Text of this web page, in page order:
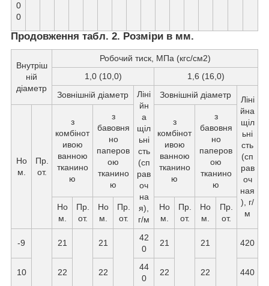
0
0
Продовження табл. 2. Розміри в мм.
Внутріш
ній
діаметр
Робочий тиск, МПа (кгс/см2)
1,0 (10,0)
1,6 (16,0)
Зовнішній діаметр
Ліні
йн
а
щіл
ьні
сть
(сп
рав
оч
на
я),
г/м
Зовнішній діаметр
Ліні
йна
щіл
ьні
сть
(сп
рав
оч
ная
), г/
м
Но
м.
Пр.
от.
з
комбінот
ивою
ванною
тканино
ю
з
бавовня
но
паперов
ою
тканино
ю
з
комбінот
ивою
ванною
тканино
ю
з
бавовня
но
паперов
ою
тканино
ю
Но
м.
Пр.
от.
Но
м.
Пр.
от.
Но
м.
Пр.
от.
Но
м.
Пр.
от.
-9 21 21
42
0
21 21 420
10 22 22
44
0
22 22 440